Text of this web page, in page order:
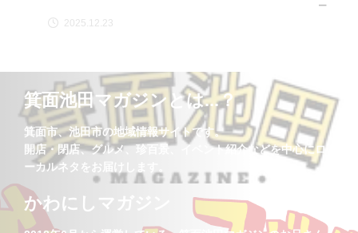
ー
2025.12.23
箕面池田マガジンとは...？
箕面市、池田市の地域情報サイトです。
開店・閉店、グルメ、珍百景、イベント紹介などを中心にロ
ーカルネタをお届けします。
かわにしマガジン